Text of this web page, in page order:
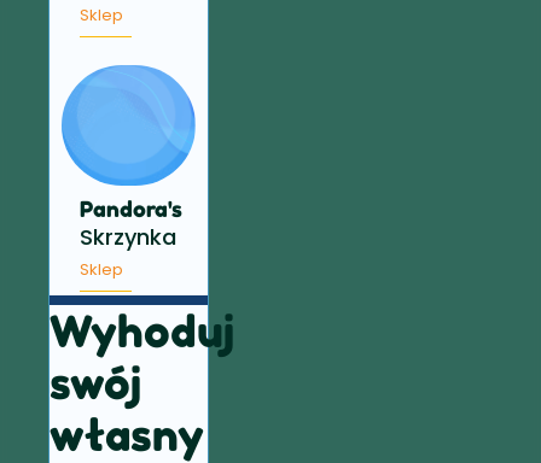
Sklep
Pandora's
Skrzynka
Sklep
Wyhoduj
swój
własny